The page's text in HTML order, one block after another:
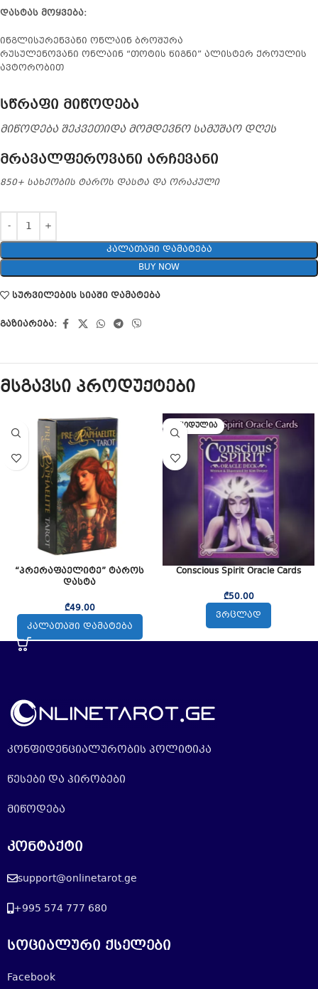
დასტას მოყვება:
ინგლისურენვანი ონლაინ ბროშურა
რუსულენოვანი ონლაინ “თოტის წიგნი” ალისტერ ქროულის
ავტორობით
სწრაფი მიწოდება
მიწოდება შეკვეთიდა მომდევნო სამუშაო დღეს
მრავალფეროვანი არჩევანი
850+ სახეობის ტაროს დასტა და ორაკული
ᲙᲐᲚᲐᲗᲐᲨᲘ ᲓᲐᲛᲐᲢᲔᲑᲐ
BUY NOW
სურვილების სიაში დამატება
გაზიარება:
მსგავსი პროდუქტები
“პრერაფაელიტე” ტაროს
დასტა
₾49.00
ᲙᲐᲚᲐᲗᲐᲨᲘ ᲓᲐᲛᲐᲢᲔᲑᲐ
ᲒᲐᲧᲘᲓᲣᲚᲘᲐ
Conscious Spirit Oracle Cards
₾50.00
ᲕᲠᲪᲚᲐᲓ
კონფიდენციალურობის პოლიტიკა
წესები და პირობები
მიწოდება
კონტაქტი
support@onlinetarot.ge
+995 574 777 680
სოციალური ქსელები
Facebook